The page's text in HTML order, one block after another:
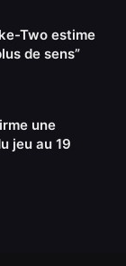
Two estime
de sens”
une
jeu au 19